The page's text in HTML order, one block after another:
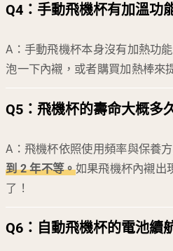
Q4： 手動飛機杯有加溫功
A：手動飛機杯本身沒有加熱功
泡一下內襯，或者購買加熱棒來
Q5： 飛機杯的壽命大概多
A：飛機杯依照使用頻率與保養
到 2 年不等。如果飛機杯內襯出
了！
Q6 ：自動飛機杯的電池續